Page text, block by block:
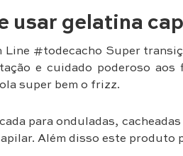
usar gelatina
Line #todecacho Super
e cuidado poderoso
super bem o frizz.
para onduladas,
Além disso este produto